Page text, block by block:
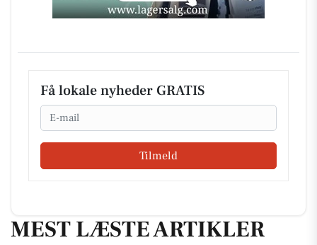
Få lokale nyheder GRATIS
Email
Tilmeld
MEST LÆSTE ARTIKLER